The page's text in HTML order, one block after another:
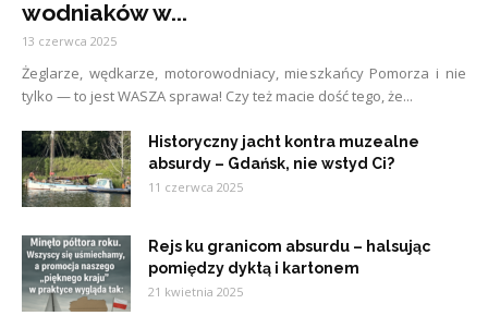
wodniaków w...
13 czerwca 2025
Żeglarze, wędkarze, motorowodniacy, mieszkańcy Pomorza i nie
tylko — to jest WASZA sprawa! Czy też macie dość tego, że...
Historyczny jacht kontra muzealne
absurdy – Gdańsk, nie wstyd Ci?
11 czerwca 2025
Rejs ku granicom absurdu – halsując
pomiędzy dyktą i kartonem
21 kwietnia 2025